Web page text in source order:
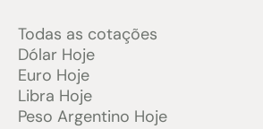
Todas as cotações
Dólar Hoje
Euro Hoje
Libra Hoje
Peso Argentino Hoje